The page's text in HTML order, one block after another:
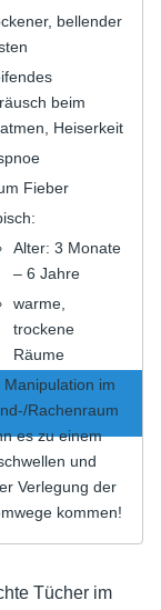
bellender
beim
Heiserkeit
Fieber
Alter: 3 Monate
– 6 Jahre
warme,
trockene
Räume
Manipulation im
Rachenraum
es zu einem
und
Verlegung der
kommen!
Tücher im